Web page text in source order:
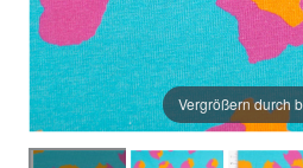
Vergrößern durch